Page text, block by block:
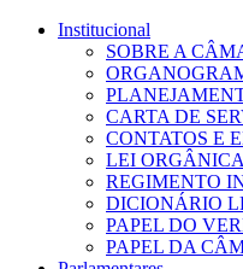
Institucional
SOBRE A
CARTA DE
CONTATOS E
LEI ORGÂNICA
REGIMENTO
DICIONÁRIO
PAPEL DO
PAPEL DA